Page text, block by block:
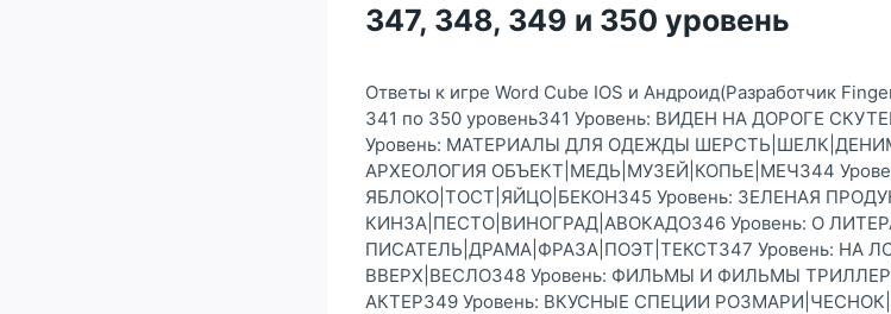
347, 348, 349 и 350 уровень
Ответы к игре Word Cube IOS и Андроид(Разработчик
341 по 350 уровень341 Уровень: ВИДЕН НА ДОРОГЕ
Уровень: МАТЕРИАЛЫ ДЛЯ ОДЕЖДЫ
АРХЕОЛОГИЯ ОБЪЕКТ|МЕДЬ|МУЗЕЙ|КОПЬЕ|МЕЧ344
ЯБЛОКО|ТОСТ|ЯЙЦО|БЕКОН345 Уровень: ЗЕЛЕНАЯ
КИНЗА|ПЕСТО|ВИНОГРАД|АВОКАДО346 Уровень: О
ПИСАТЕЛЬ|ДРАМА|ФРАЗА|ПОЭТ|ТЕКСТ347 Уровень: НА
ВВЕРХ|ВЕСЛО348 Уровень: ФИЛЬМЫ И ФИЛЬМЫ
АКТЕР349 Уровень: ВКУСНЫЕ СПЕЦИИ